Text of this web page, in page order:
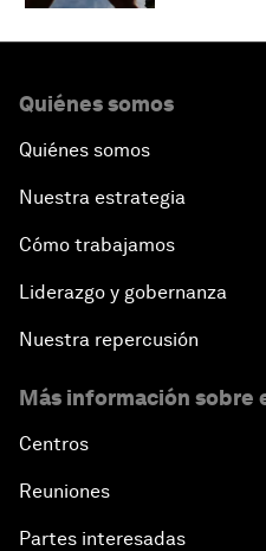
Quiénes somos
Quiénes somos
Nuestra estrategia
Cómo trabajamos
Liderazgo y gobernanza
Nuestra repercusión
Más información sobre
Centros
Reuniones
Partes interesadas